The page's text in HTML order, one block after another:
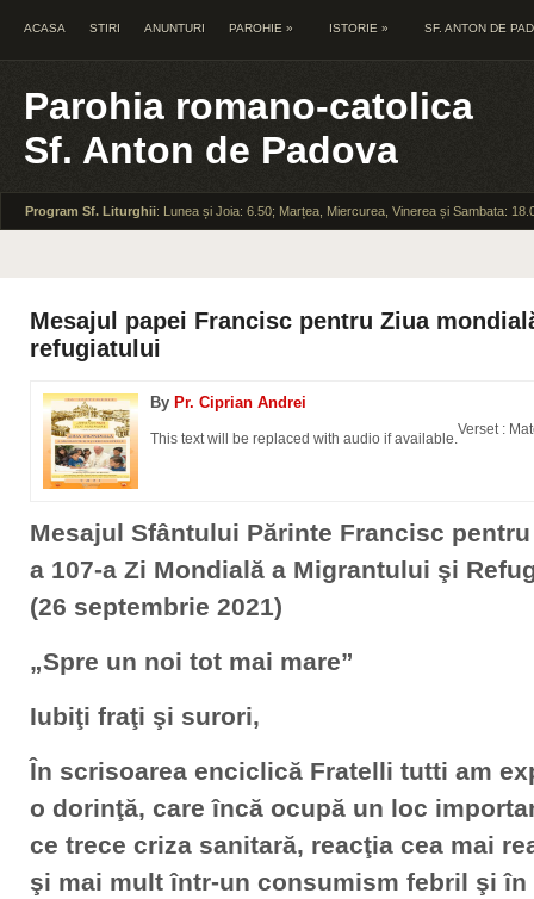
ACASA STIRI ANUNTURI PAROHIE » ISTORIE » SF. ANTON DE
Parohia romano-catolica
Sf. Anton de Padova
Program Sf. Liturghii: Lunea și Joia: 6.50; Marțea, Miercurea, Vinerea și Sambata:
Mesajul papei Francisc pentru Ziua
refugiatului
By Pr. Ciprian Andrei
Verset :
This text will be replaced with audio if available.
Mesajul Sfântului Părinte Francisc pentru
a 107-a Zi Mondială a Migrantului şi
(26 septembrie 2021)
„Spre un noi tot mai mare”
Iubiţi fraţi şi surori,
În scrisoarea enciclică Fratelli tutti am
o dorinţă, care încă ocupă un loc
ce trece criza sanitară, reacţia cea mai
şi mai mult într-un consumism febril şi în